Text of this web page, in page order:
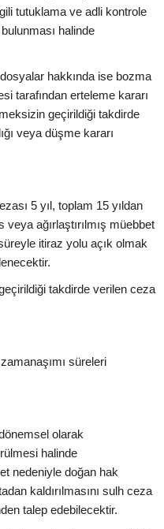
tutuklama ve adli kontrole
halinde
hakkında ise bozma
tarafından erteleme kararı
geçirildiği takdirde
veya düşme kararı
5 yıl, toplam 15 yıldan
ağırlaştırılmış müebbet
itiraz yolu açık olmak
takdirde verilen ceza
süreleri
olarak
halinde
nedeniyle doğan hak
kaldırılmasını sulh ceza
talep edebilecektir.